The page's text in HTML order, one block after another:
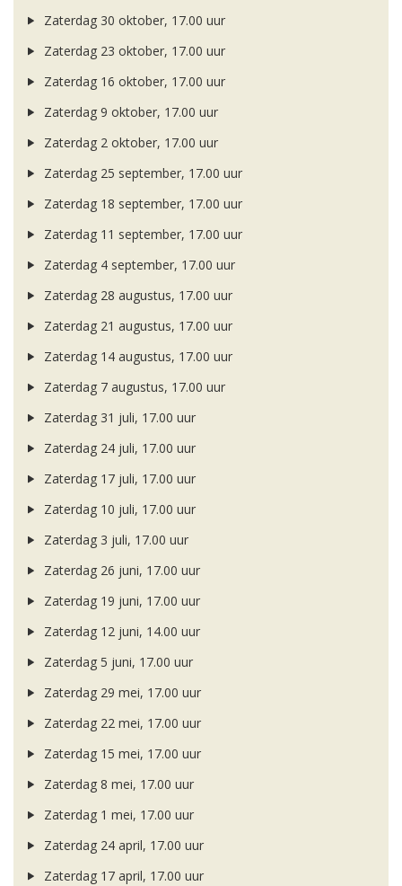
Zaterdag 30 oktober, 17.00 uur
Zaterdag 23 oktober, 17.00 uur
Zaterdag 16 oktober, 17.00 uur
Zaterdag 9 oktober, 17.00 uur
Zaterdag 2 oktober, 17.00 uur
Zaterdag 25 september, 17.00 uur
Zaterdag 18 september, 17.00 uur
Zaterdag 11 september, 17.00 uur
Zaterdag 4 september, 17.00 uur
Zaterdag 28 augustus, 17.00 uur
Zaterdag 21 augustus, 17.00 uur
Zaterdag 14 augustus, 17.00 uur
Zaterdag 7 augustus, 17.00 uur
Zaterdag 31 juli, 17.00 uur
Zaterdag 24 juli, 17.00 uur
Zaterdag 17 juli, 17.00 uur
Zaterdag 10 juli, 17.00 uur
Zaterdag 3 juli, 17.00 uur
Zaterdag 26 juni, 17.00 uur
Zaterdag 19 juni, 17.00 uur
Zaterdag 12 juni, 14.00 uur
Zaterdag 5 juni, 17.00 uur
Zaterdag 29 mei, 17.00 uur
Zaterdag 22 mei, 17.00 uur
Zaterdag 15 mei, 17.00 uur
Zaterdag 8 mei, 17.00 uur
Zaterdag 1 mei, 17.00 uur
Zaterdag 24 april, 17.00 uur
Zaterdag 17 april, 17.00 uur